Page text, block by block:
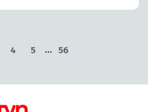
4 5 ... 56